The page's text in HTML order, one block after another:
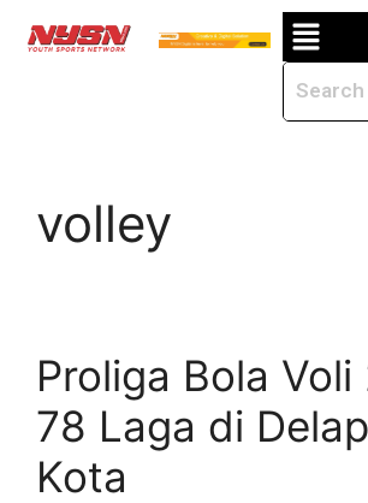
volley
Proliga Bola Voli
78 Laga di
Kota